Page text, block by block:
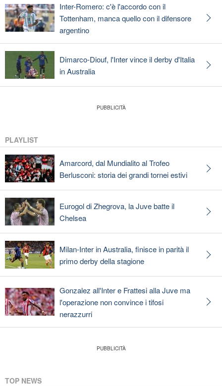
Inter-Romero: c'è l'accordo con il
Tottenham, manca quello con il difensore
argentino
Dimarco-Diouf, l'Inter vince il derby d'Italia
in Australia
PLAYLIST
Amarcord, dal Mundialito al Trofeo
Berlusconi: storia dei grandi tornei estivi
Eurogol di Zhegrova, la Juve batte il
Chelsea
Milan-Inter in Australia, finisce in parità il
primo derby della stagione
Gonzalez all'Inter e Frattesi alla Juve ma
l'operazione non convince i tifosi
nerazzurri
TOP NEWS